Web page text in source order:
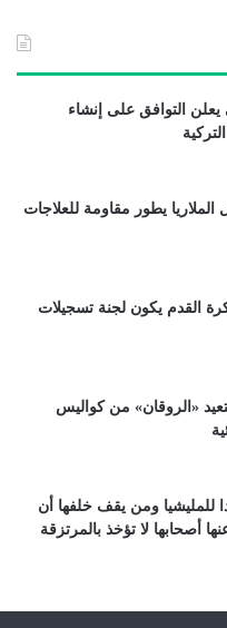
يعلن التوافق على إنشاء
يطور مقاومة للعلاجات
القدم يكون لجنة تسجيلات
«الروقان» من كواليس
للمليشيا ومن يقف خلفها أن
أصحابها لا تؤخذ بالمرتزقة